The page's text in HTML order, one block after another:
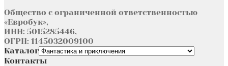
Общество с ограниченной ответственностью
«Евробук»,
ИНН: 5015285446,
ОГРН: 1145032009100
Каталог
Контакты